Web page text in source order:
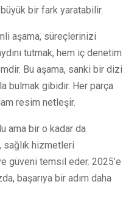
bir fark yaratabilir.
aşama, süreçlerinizi
tutmak, hem iç denetim
Bu aşama, sanki bir dizi
bulmak gibidir. Her parça
resim netleşir.
ama bir o kadar da
sağlık hizmetleri
güveni temsil eder. 2025’e
başarıya bir adım daha